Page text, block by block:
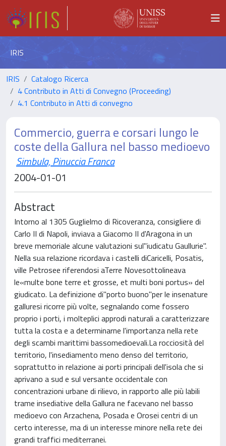
IRIS
IRIS
Catalogo Ricerca
4 Contributo in Atti di Convegno (Proceeding)
4.1 Contributo in Atti di convegno
Commercio, guerra e corsari lungo le
coste della Gallura nel basso medioevo
Simbula, Pinuccia Franca
2004-01-01
Abstract
Intorno al 1305 Guglielmo di Ricoveranza, consigliere di
Carlo II di Napoli, inviava a Giacomo II d'Aragona in un
breve memoriale alcune valutazioni sul"iudicatu Gaullurie".
Nella sua relazione ricordava i castelli diCaricelli, Posatis,
ville Petrosee riferendosi aTerre Novesottolineava
le«multe bone terre et grosse, et multi boni portus» del
giudicato. La definizione di"porto buono"per le insenature
galluresi ricorre più volte, segnalando come fossero
proprio i porti, i molteplici approdi naturali a caratterizzare
tutta la costa e a determinarne l'importanza nella rete
degli scambi marittimi bassomedioevali.La rocciosità del
territorio, l'insediamento meno denso del territorio,
soprattutto in relazione ai porti principali dell'isola che si
aprivano a sud e sul versante occidentale con
concentrazioni urbane di rilievo, in rapporto alle più labili
trame insediative della Gallura ne facevano nel basso
medioevo con Arzachena, Posada e Orosei centri di un
certo interesse, ma di un interesse minore nella rete dei
grandi traffici mediterranei.